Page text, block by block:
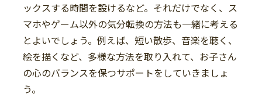
ックスする時間を設けるなど。それだけでなく、ス
マホやゲーム以外の気分転換の方法も一緒に考える
とよいでしょう。例えば、短い散歩、音楽を聴く、
絵を描くなど、多様な方法を取り入れて、お子さん
の心のバランスを保つサポートをしていきましょ
う。